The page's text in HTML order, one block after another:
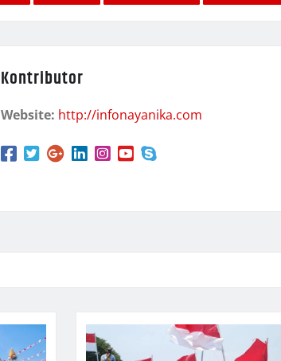
Kontributor
Website: http://infonayanika.com